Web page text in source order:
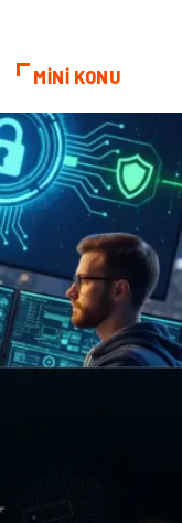
Moda
Bakım
Basın Yayın
Dernekler ve
MİNİ KONU